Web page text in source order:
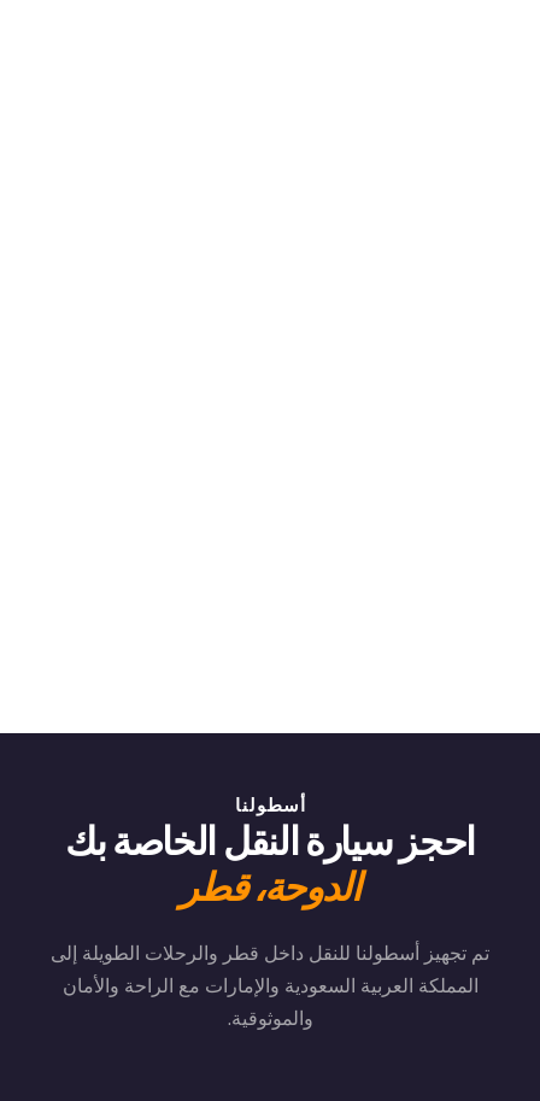
أسطولنا
احجز سيارة النقل الخاصة بك
الدوحة، قطر
تم تجهيز أسطولنا للنقل داخل قطر والرحلات الطويلة إلى
المملكة العربية السعودية والإمارات مع الراحة والأمان
والموثوقية.